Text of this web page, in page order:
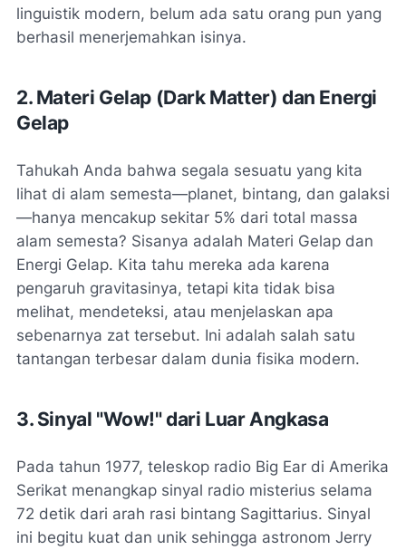
linguistik modern, belum ada satu orang pun yang
berhasil menerjemahkan isinya.
2. Materi Gelap (Dark Matter) dan Energi
Gelap
Tahukah Anda bahwa segala sesuatu yang kita
lihat di alam semesta—planet, bintang, dan galaksi
—hanya mencakup sekitar 5% dari total massa
alam semesta? Sisanya adalah Materi Gelap dan
Energi Gelap. Kita tahu mereka ada karena
pengaruh gravitasinya, tetapi kita tidak bisa
melihat, mendeteksi, atau menjelaskan apa
sebenarnya zat tersebut. Ini adalah salah satu
tantangan terbesar dalam dunia fisika modern.
3. Sinyal "Wow!" dari Luar Angkasa
Pada tahun 1977, teleskop radio Big Ear di Amerika
Serikat menangkap sinyal radio misterius selama
72 detik dari arah rasi bintang Sagittarius. Sinyal
ini begitu kuat dan unik sehingga astronom Jerry